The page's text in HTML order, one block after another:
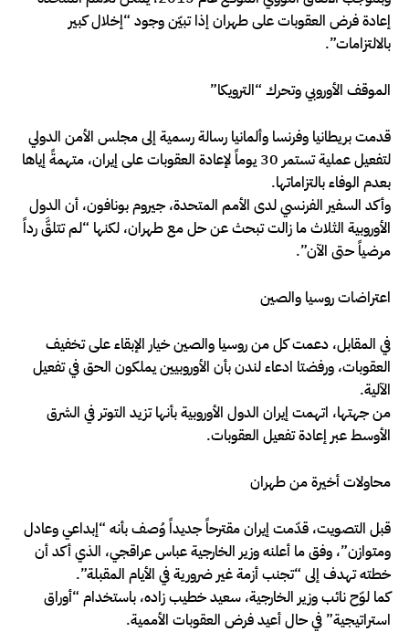
إعادة فرض العقوبات على طهران إذا تبيّن وجود “إخلال كبير
بالالتزامات”.
الموقف الأوروبي وتحرك “الترويكا”
قدمت بريطانيا وفرنسا وألمانيا رسالة رسمية إلى مجلس الأمن الدولي
لتفعيل عملية تستمر 30 يوماً لإعادة العقوبات على إيران، متهمةً إياها
بعدم الوفاء بالتزاماتها.
وأكد السفير الفرنسي لدى الأمم المتحدة، جيروم بونافون، أن الدول
الأوروبية الثلاث ما زالت تبحث عن حل مع طهران، لكنها “لم تتلقَّ رداً
مرضياً حتى الآن”.
اعتراضات روسيا والصين
في المقابل، دعمت كل من روسيا والصين خيار الإبقاء على تخفيف
العقوبات، ورفضتا ادعاء لندن بأن الأوروبيين يملكون الحق في تفعيل
الآلية.
من جهتها، اتهمت إيران الدول الأوروبية بأنها تزيد التوتر في الشرق
الأوسط عبر إعادة تفعيل العقوبات.
محاولات أخيرة من طهران
قبل التصويت، قدّمت إيران مقترحاً جديداً وُصف بأنه “إبداعي وعادل
ومتوازن”، وفق ما أعلنه وزير الخارجية عباس عراقجي، الذي أكد أن
خطته تهدف إلى “تجنب أزمة غير ضرورية في الأيام المقبلة”.
كما لوّح نائب وزير الخارجية، سعيد خطيب زاده، باستخدام “أوراق
استراتيجية” في حال أعيد فرض العقوبات الأممية.